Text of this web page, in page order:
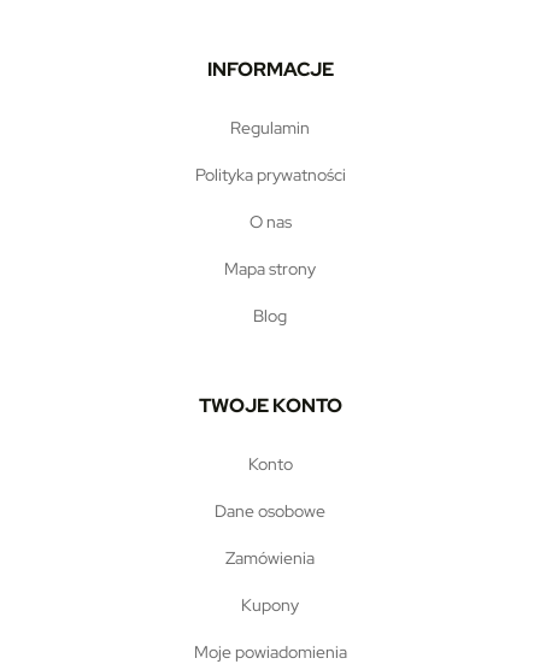
INFORMACJE
regulamin
polityka prywatności
o nas
mapa strony
blog
TWOJE KONTO
konto
dane osobowe
zamówienia
kupony
moje powiadomienia